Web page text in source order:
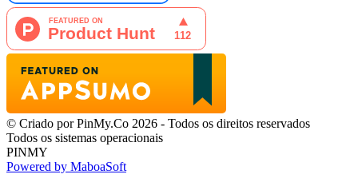
© Criado por PinMy.Co 2026 - Todos os direitos reservados
Todos os sistemas operacionais
PINMY
Powered by MaboaSoft